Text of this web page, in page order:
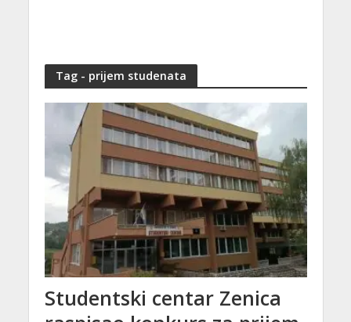
Tag - prijem studenata
Studentski centar Zenica